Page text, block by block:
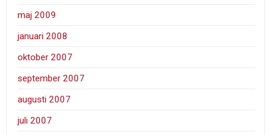
maj 2009
januari 2008
oktober 2007
september 2007
augusti 2007
juli 2007